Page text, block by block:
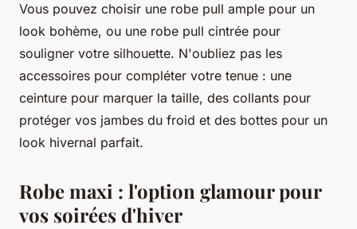
Vous pouvez choisir une robe pull ample pour un
look bohème, ou une robe pull cintrée pour
souligner votre silhouette. N'oubliez pas les
accessoires pour compléter votre tenue : une
ceinture pour marquer la taille, des collants pour
protéger vos jambes du froid et des bottes pour un
look hivernal parfait.
Robe maxi : l'option glamour pour
vos soirées d'hiver